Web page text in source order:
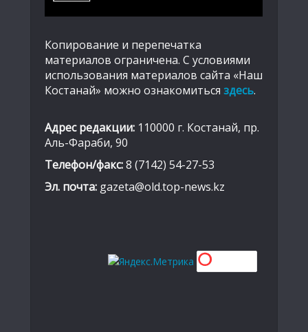
Копирование и перепечатка
материалов ограничена. С условиями
использования материалов сайта «Наш
Костанай» можно ознакомиться здесь.
Адрес редакции: 110000 г. Костанай, пр.
Аль-Фараби, 90
Телефон/факс:8 (7142) 54-27-53
Эл. почта: gazeta@old.top-news.kz